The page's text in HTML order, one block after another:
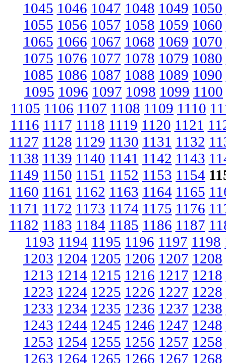
1045 1046 1047 1048 1049 1050
1055 1056 1057 1058 1059 1060
1065 1066 1067 1068 1069 1070
1075 1076 1077 1078 1079 1080
1085 1086 1087 1088 1089 1090
1095 1096 1097 1098 1099 1100
1105 1106 1107 1108 1109 1110
1116 1117 1118 1119 1120 1121
1127 1128 1129 1130 1131 1132
1138 1139 1140 1141 1142 1143
1149 1150 1151 1152 1153 1154
1160 1161 1162 1163 1164 1165
1171 1172 1173 1174 1175 1176
1182 1183 1184 1185 1186 1187
1193 1194 1195 1196 1197 1198
1203 1204 1205 1206 1207 1208
1213 1214 1215 1216 1217 1218
1223 1224 1225 1226 1227 1228
1233 1234 1235 1236 1237 1238
1243 1244 1245 1246 1247 1248
1253 1254 1255 1256 1257 1258
1263 1264 1265 1266 1267 1268